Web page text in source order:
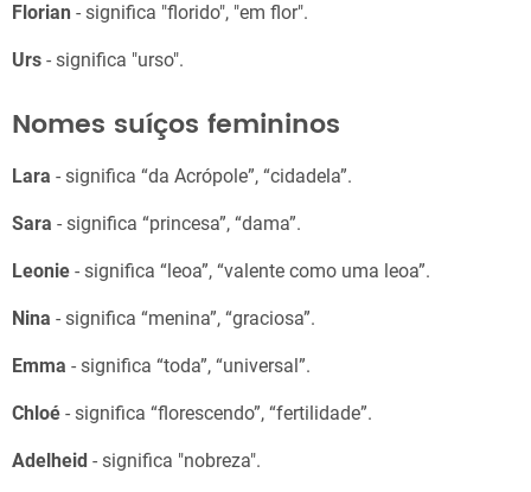
Florian - significa "florido", "em flor".
Urs - significa "urso".
Nomes suíços femininos
Lara - significa “da Acrópole”, “cidadela”.
Sara - significa “princesa”, “dama”.
Leonie - significa “leoa”, “valente como uma leoa”.
Nina - significa “menina”, “graciosa”.
Emma - significa “toda”, “universal”.
Chloé - significa “florescendo”, “fertilidade”.
Adelheid - significa "nobreza".